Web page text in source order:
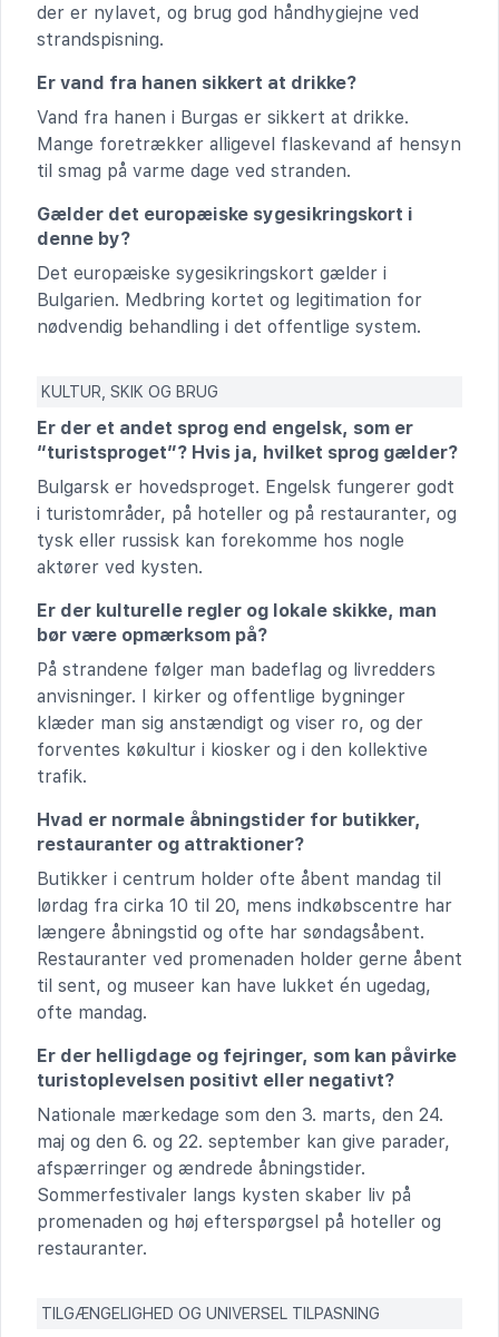
der er nylavet, og brug god håndhygiejne ved
strandspisning.
Er vand fra hanen sikkert at drikke?
Vand fra hanen i Burgas er sikkert at drikke.
Mange foretrækker alligevel flaskevand af hensyn
til smag på varme dage ved stranden.
Gælder det europæiske sygesikringskort i
denne by?
Det europæiske sygesikringskort gælder i
Bulgarien. Medbring kortet og legitimation for
nødvendig behandling i det offentlige system.
KULTUR, SKIK OG BRUG
Er der et andet sprog end engelsk, som er
“turistsproget”? Hvis ja, hvilket sprog gælder?
Bulgarsk er hovedsproget. Engelsk fungerer godt
i turistområder, på hoteller og på restauranter, og
tysk eller russisk kan forekomme hos nogle
aktører ved kysten.
Er der kulturelle regler og lokale skikke, man
bør være opmærksom på?
På strandene følger man badeflag og livredders
anvisninger. I kirker og offentlige bygninger
klæder man sig anstændigt og viser ro, og der
forventes køkultur i kiosker og i den kollektive
trafik.
Hvad er normale åbningstider for butikker,
restauranter og attraktioner?
Butikker i centrum holder ofte åbent mandag til
lørdag fra cirka 10 til 20, mens indkøbscentre har
længere åbningstid og ofte har søndagsåbent.
Restauranter ved promenaden holder gerne åbent
til sent, og museer kan have lukket én ugedag,
ofte mandag.
Er der helligdage og fejringer, som kan påvirke
turistoplevelsen positivt eller negativt?
Nationale mærkedage som den 3. marts, den 24.
maj og den 6. og 22. september kan give parader,
afspærringer og ændrede åbningstider.
Sommerfestivaler langs kysten skaber liv på
promenaden og høj efterspørgsel på hoteller og
restauranter.
TILGÆNGELIGHED OG UNIVERSEL TILPASNING